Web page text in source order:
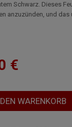
Schwarz. Dieses
anzuzünden, und das
€
WARENKORB